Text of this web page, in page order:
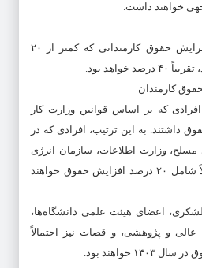
خواهند داشت.
با این توصیفات، متوسط افزایش حقوق کارمندانی که کمتر از ۲۰
بود.
که بر اساس قوانین وزارت کار
داشتند. به این ترتیب، افرادی که در
مسلح، وزارت اطلاعات، سازمان انرژی
اتمی فعالیت می‌کنند، احتمالاً شامل ۲۰ درصد افزایش حقوق خواهند
اعضای هیئت علمی دانشگاه‌ها،
و پژوهشی، و قضات نیز احتمالاً
خواهند بود.